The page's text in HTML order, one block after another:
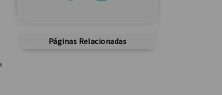
Páginas Relacionadas